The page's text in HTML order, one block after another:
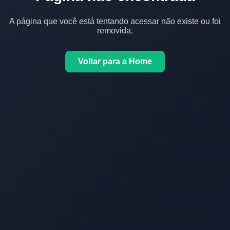
A página que você está tentando acessar não existe ou foi
removida.
Voltar para a Home